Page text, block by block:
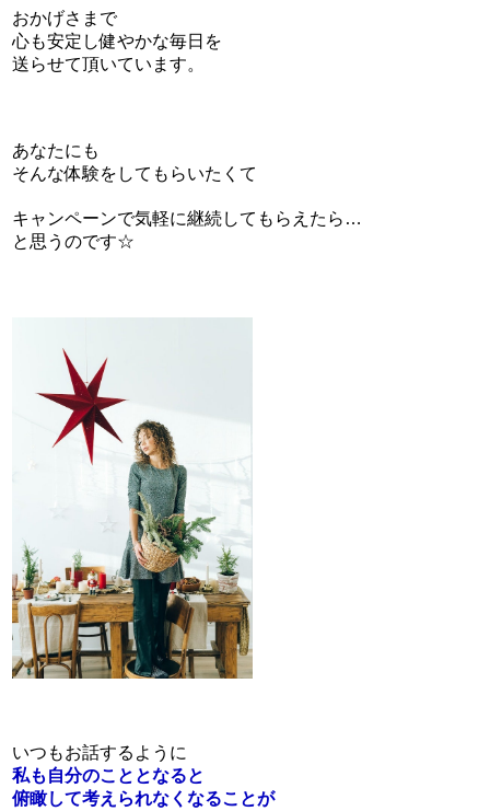
おかげさまで
心も安定し健やかな毎日を
送らせて頂いています。
あなたにも
そんな体験をしてもらいたくて
キャンペーンで気軽に継続してもらえたら…
と思うのです☆
いつもお話するように
私も自分のこととなると
俯瞰して考えられなくなることが